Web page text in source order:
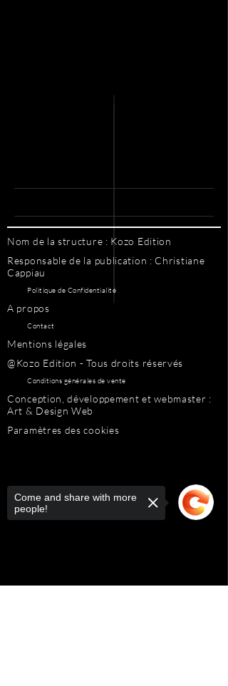
Nom de la structure : Kozo Edition
Responsable de la publication : Christiane
Cappiau
Politique de Confidentialité
A propos
Contact
Mentions légales
@Kozo Edition - Tous droits réservés
Conditions générales de vente
Conception, développement et webmaster :
Art & Design Web
Paramètres des cookies
Come and share with more
people!